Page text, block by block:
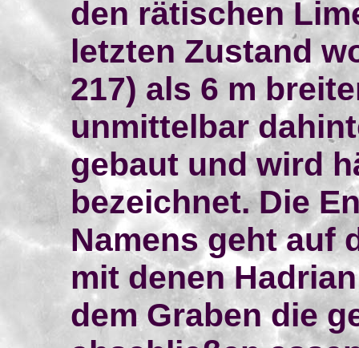
den rätischen
letzten Zustand
217) als 6 m
unmittelbar
gebaut und wird
bezeichnet. Die
Namens geht auf
mit denen
dem Graben die